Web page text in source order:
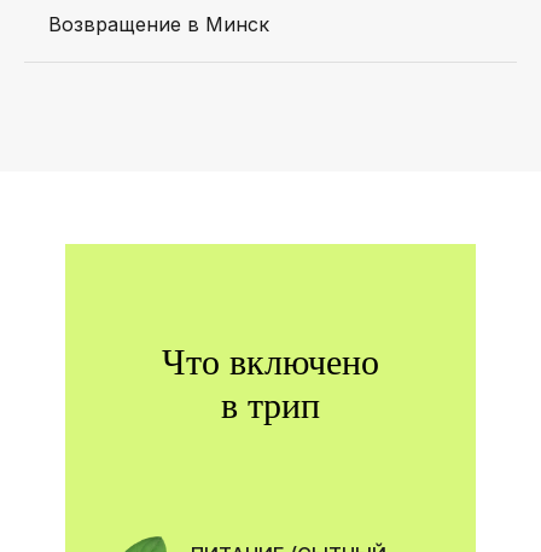
Возвращение в Минск
Что включено
в трип